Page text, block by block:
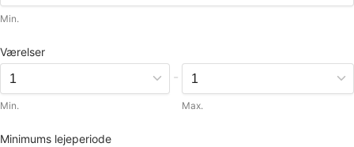
Min.
Værelser
Min.
-
Max.
Minimums lejeperiode